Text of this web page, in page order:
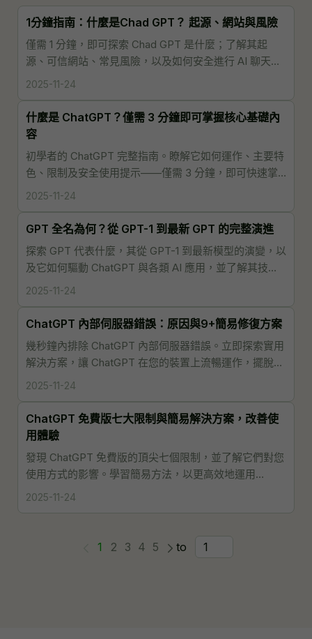
1分鐘指南：什麼是Chad GPT？ 起源、網站與風險
僅需 1 分鐘，即可探索 Chad GPT 是什麼；了解其起
源、可信網站、常見風險，以及如何安全進行 AI 聊天，
避免誤用與資訊受騙，確保良好使用體驗。
2025-11-24
什麼是 ChatGPT？僅需 3 分鐘即可掌握核心基礎內
容
初學者的 ChatGPT 完整指南。瞭解它如何運作、主要特
色、限制及安全使用提示——僅需 3 分鐘，即可快速掌
握核心概念並開始有效運用於各種情境。
2025-11-24
GPT 全名為何？從 GPT-1 到最新 GPT 的完整演進
探索 GPT 代表什麼，其從 GPT-1 到最新模型的演變，以
及它如何驅動 ChatGPT 與各類 AI 應用，並了解其技術
發展對未來人工智慧的影響。
2025-11-24
ChatGPT 內部伺服器錯誤：原因與9+簡易修復方案
幾秒鐘內排除 ChatGPT 內部伺服器錯誤。立即探索實用
解決方案，讓 ChatGPT 在您的裝置上流暢運作，擺脫延
遲並維持穩定高效能，確保最佳使用體驗。
2025-11-24
ChatGPT 免費版七大限制與簡易解決方案，改善使
用體驗
發現 ChatGPT 免費版的頂尖七個限制，並了解它們對您
使用方式的影響。學習簡易方法，以更高效地運用
ChatGPT 並提升整體使用體驗。
2025-11-24
1 2 3 4 5 to